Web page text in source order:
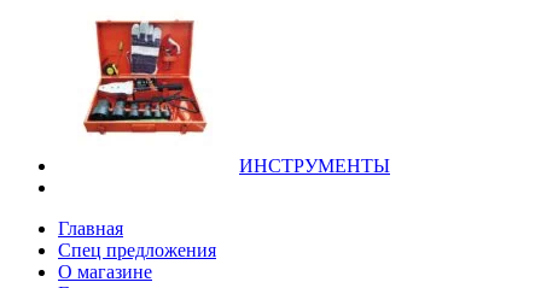
ИНСТРУМЕНТЫ
Главная
Спец предложения
О магазине